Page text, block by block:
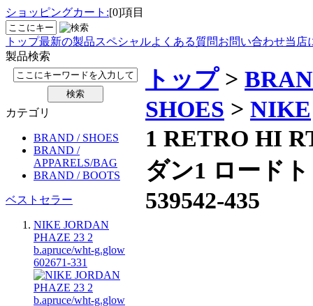
ショッピングカート:[0]項目
トップ最新の製品スペシャルよくある質問お問い合わせ当店
製品検索
カテゴリ
BRAND / SHOES
BRAND /
APPARELS/BAG
BRAND / BOOTS
ベストセラー
NIKE JORDAN
PHAZE 23 2
b.apruce/wht-g.glow
602671-331
トップ>
SHOES > NIKE
1 RETRO HI
ダン1 ロード
539542-435